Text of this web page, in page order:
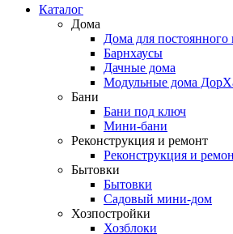
Каталог
Дома
Дома для
Барнхаусы
Дачные дома
Модульные дома
Бани
Бани под ключ
Мини-бани
Реконструкция и ремонт
Реконструкция и
Бытовки
Бытовки
Садовый мини-дом
Хозпостройки
Хозблоки